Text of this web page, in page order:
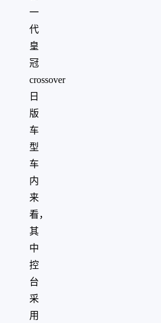
一
代
皇
冠
crossover
日
版
车
型
车
内
来
看，
其
中
控
台
采
用